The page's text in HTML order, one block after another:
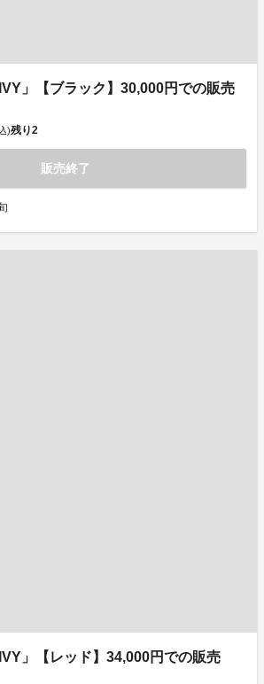
」【ブラック】30,000円での販売
)残り2
販売終了
」【レッド】34,000円での販売